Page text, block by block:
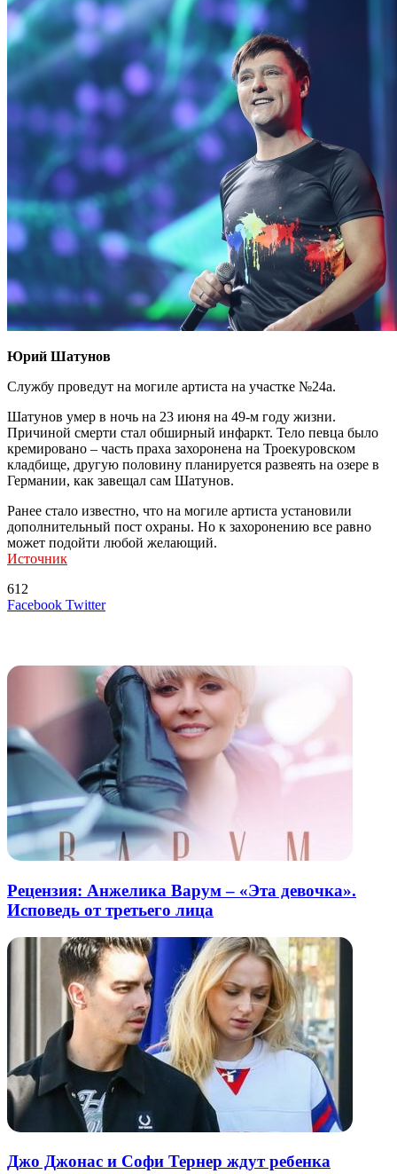
Юрий Шатунов
Службу проведут на могиле артиста на участке №24а.
Шатунов умер в ночь на 23 июня на 49-м году жизни.
Причиной смерти стал обширный инфаркт. Тело певца было
кремировано – часть праха захоронена на Троекуровском
кладбище, другую половину планируется развеять на озере в
Германии, как завещал сам Шатунов.
Ранее стало известно, что на могиле артиста установили
дополнительный пост охраны. Но к захоронению все равно
может подойти любой желающий.
Источник
612
Facebook TwitterLinkedIn
Tumblr
Reddit
Вконтакте
Одноклассники
Skype
Messenger
Messenger
WhatsApp
Telegram
Viber
Line
Поделиться
Печатать
Рецензия: Анжелика Варум – «Эта девочка».
Исповедь от третьего лица
Джо Джонас и Софи Тернер ждут ребенка